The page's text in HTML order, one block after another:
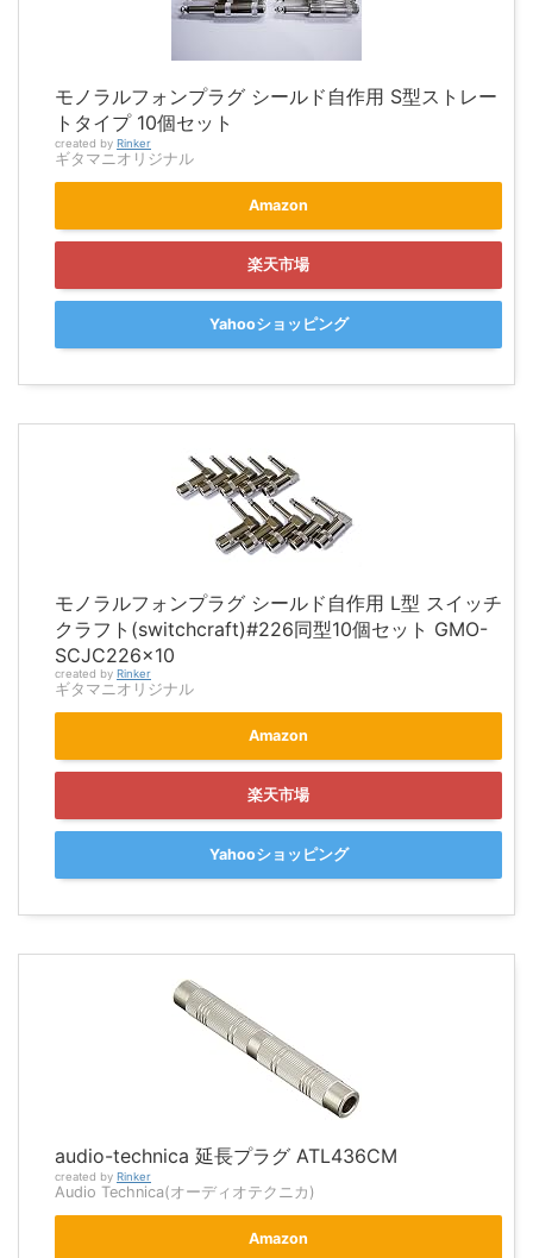
モノラルフォンプラグ シールド自作用 S型ストレー
トタイプ 10個セット
created by Rinker
ギタマニオリジナル
Amazon
楽天市場
Yahooショッピング
モノラルフォンプラグ シールド自作用 L型 スイッチ
クラフト(switchcraft)#226同型10個セット GMO-
SCJC226x10
created by Rinker
ギタマニオリジナル
Amazon
楽天市場
Yahooショッピング
audio-technica 延長プラグ ATL436CM
created by Rinker
Audio Technica(オーディオテクニカ)
Amazon